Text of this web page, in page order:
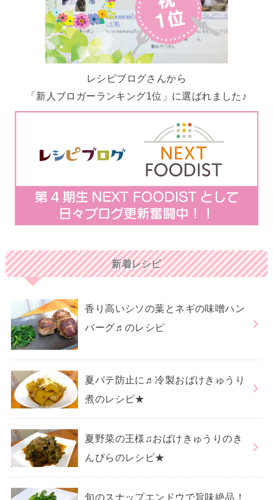
レシピブログさんから
「新人ブロガーランキング1位」に選ばれました♪
新着レシピ
香り高いシソの葉とネギの味噌ハン
バーグ♬のレシピ
夏バテ防止に♬冷製おばけきゅうり
煮のレシピ★
夏野菜の王様♫おばけきゅうりのき
んぴらのレシピ★
旬のスナップエンドウで旨味絶品！